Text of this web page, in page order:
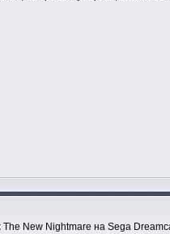
New Nightmare на Sega